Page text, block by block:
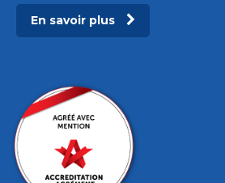
En savoir plus